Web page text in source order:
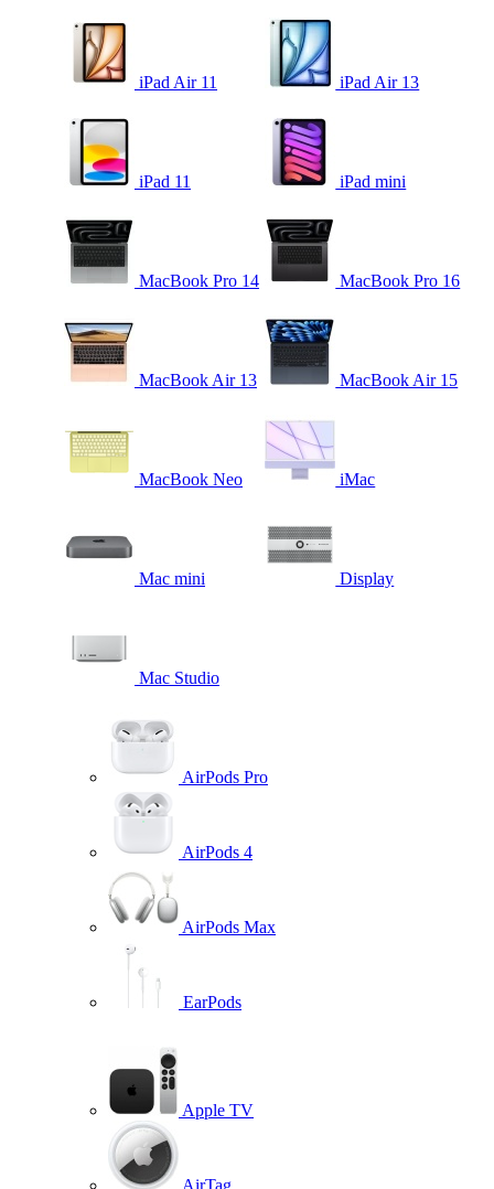
iPad Air 11 iPad Air 13
iPad 11 iPad mini
MacBook Pro 14 MacBook Pro 16
MacBook Air 13 MacBook Air 15
MacBook Neo iMac
Mac mini Display
Mac Studio
AirPods Pro
AirPods 4
AirPods Max
EarPods
Apple TV